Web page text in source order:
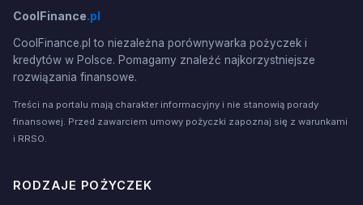
CoolFinance.pl
CoolFinance.pl to niezależna porównywarka pożyczek i
kredytów w Polsce. Pomagamy znaleźć najkorzystniejsze
rozwiązania finansowe.
Treści na portalu mają charakter informacyjny i nie stanowią porady
finansowej. Przed zawarciem umowy pożyczki zapoznaj się z warunkami
i RRSO.
RODZAJE POŻYCZEK